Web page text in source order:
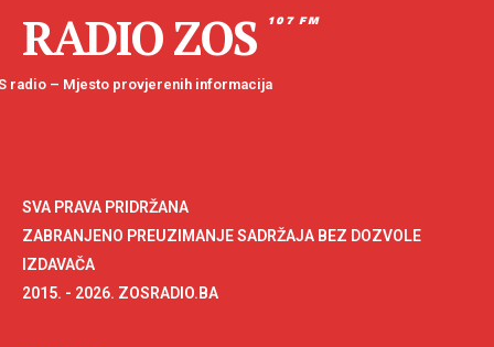
RADIO ZOS 107 FM
radio – Mjesto provjerenih informacija
SVA PRAVA PRIDRŽANA
ZABRANJENO PREUZIMANJE SADRŽAJA BEZ DOZVOLE
IZDAVAČA
2015. - 2026. ZOSRADIO.BA